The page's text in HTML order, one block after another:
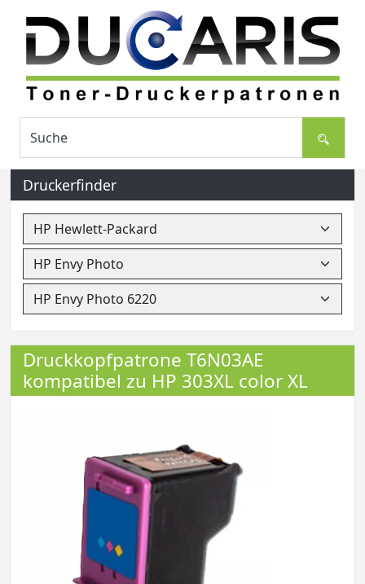
Druckerfinder
Druckkopfpatrone T6N03AE
kompatibel zu HP 303XL color XL